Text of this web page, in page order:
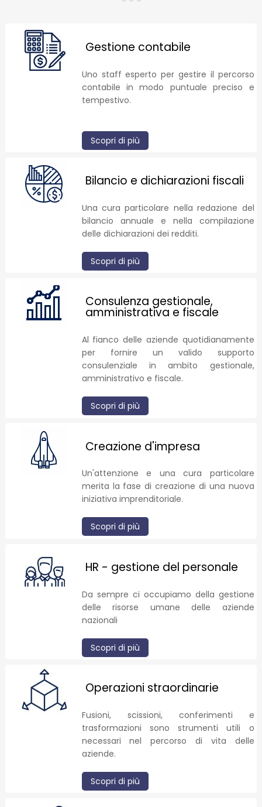
Gestione contabile
Uno staff esperto per gestire il percorso
contabile in modo puntuale preciso e
tempestivo.
Scopri di più
Bilancio e dichiarazioni fiscali
Una cura particolare nella redazione del
bilancio annuale e nella compilazione
delle dichiarazioni dei redditi.
Scopri di più
Consulenza gestionale,
amministrativa e fiscale
Al fianco delle aziende quotidianamente
per fornire un valido supporto
consulenziale in ambito gestionale,
amministrativo e fiscale.
Scopri di più
Creazione d'impresa
Un'attenzione e una cura particolare
merita la fase di creazione di una nuova
iniziativa imprenditoriale.
Scopri di più
HR - gestione del personale
Da sempre ci occupiamo della gestione
delle risorse umane delle aziende
nazionali
Scopri di più
Operazioni straordinarie
Fusioni, scissioni, conferimenti e
trasformazioni sono strumenti utili o
necessari nel percorso di vita delle
aziende.
Scopri di più